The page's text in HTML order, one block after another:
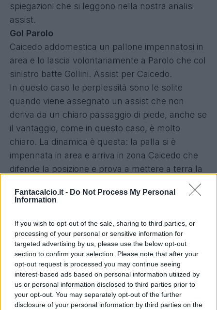
Fantacalcio.it - Do Not Process My Personal
Information
If you wish to opt-out of the sale, sharing to third parties, or
processing of your personal or sensitive information for
targeted advertising by us, please use the below opt-out
section to confirm your selection. Please note that after your
opt-out request is processed you may continue seeing
interest-based ads based on personal information utilized by
us or personal information disclosed to third parties prior to
your opt-out. You may separately opt-out of the further
disclosure of your personal information by third parties on the
spiegazioni che si leggono nella nostra analisi
assist.
Gol Parolo
Caicedo addomestica un pallone impennatosi in
area e lo lascia volontariamente a Parolo che col
sinistro batte Gollini. Assist per Caicedo.
In questo caso le perplessità sono le solite
quando viene assegnato un assist che non
deriva da un chiaro passaggio di piede, anche se
il vantaggio, come in questo caso, è molto
chiaro. La dinamica è questa: la palla si è
impennata in area e arriva in zona Caicedo che
difende la posizione e prova a mettere a terra la
nonostante la sbavatura del controllo il pallone
scegliere volutamente di lasciarlo al meglio
piazzato compagno. Ed è quindi chiaramente
assist secondo quanto prescrive il
Regolamento
ufficiale sugli assist.
Punto 3c- Volontarietà: se il tiro arriva a seguito
di un servizio palesemente involontario o
fortunoso di un compagno, l'assist non va